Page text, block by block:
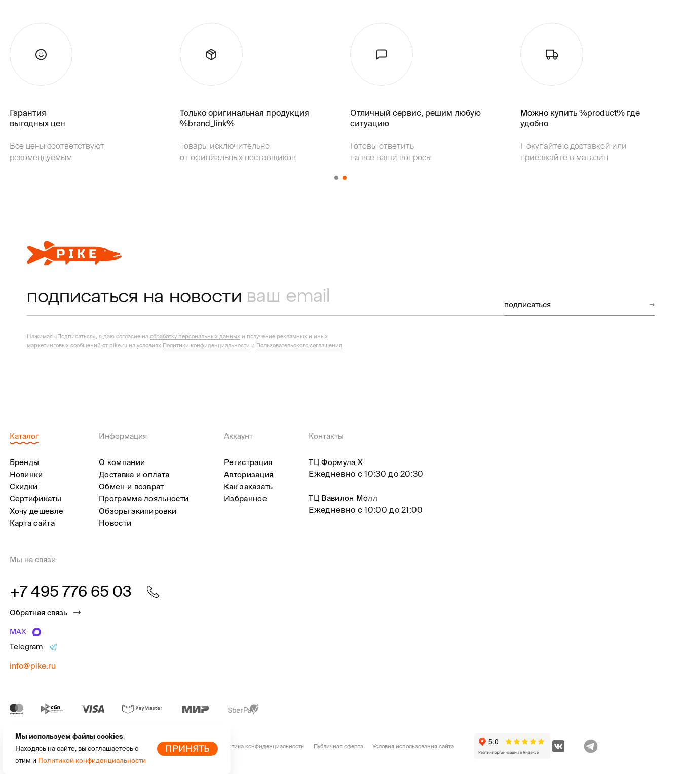
Гарантия
выгодных цен
Все цены соответствуют
рекомендуемым
Только оригинальная продукция
%brand_link%
Товары исключительно
от официальных поставщиков
Отличный сервис, решим любую
ситуацию
Готовы ответить
на все ваши вопросы
Можно купить %product% где
удобно
Покупайте с доставкой или
приезжайте в магазин
подписаться на новости подписаться
Нажимая «Подписаться», я даю согласие на обработку персональных данных и получение рекламных и иных
маркетинговых сообщений от pike.ru на условиях Политики конфиденциальности и Пользовательского соглашения
Каталог
Бренды
Новинки
Скидки
Сертификаты
Хочу дешевле
Карта сайта
Информация
О компании
Доставка и оплата
Обмен и возврат
Программа лояльности
Обзоры экипировки
Новости
Аккаунт
Регистрация
Авторизация
Как заказать
Избранное
Контакты
ТЦ Формула X
Ежедневно с 10:30 до 20:30
ТЦ Вавилон Молл
Ежедневно с 10:00 до 21:00
Мы на связи
+7 495 776 65 03
Обратная связь
MAX
Telegram
info@pike.ru
pike.ru © 2010 - 2026 | Высококачественная
активного отдыхаот мировых брендов
Политика конфиденциальности Публичная оферта Условия использования сайта
Мы используем файлы cookies.
Находясь на сайте, вы соглашаетесь с
этим и Политикой конфиденциальности
ПРИНЯТЬ